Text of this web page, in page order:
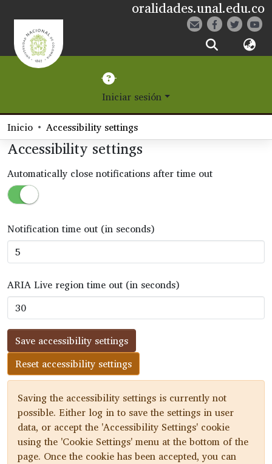
oralidades.unal.edu.co
¿Qué es Eetane?
Navegar
Estadísticas
Iniciar sesión
Inicio
Accessibility settings
Accessibility settings
Automatically close notifications after time out
Notification time out (in seconds)
ARIA Live region time out (in seconds)
Save accessibility settings
Reset accessibility settings
Saving the accessibility settings is currently not
possible. Either log in to save the settings in user
data, or accept the 'Accessibility Settings' cookie
using the 'Cookie Settings' menu at the bottom of the
page. Once the cookie has been accepted, you can